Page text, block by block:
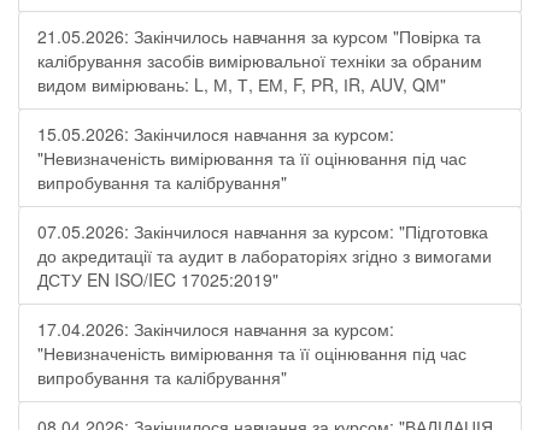
21.05.2026: Закінчилось навчання за курсом "Повірка та
калібрування засобів вимірювальної техніки за обраним
видом вимірювань: L, М, Т, ЕМ, F, РR, ІR, АUV, QМ"
15.05.2026: Закінчилося навчання за курсом:
"Невизначеність вимірювання та її оцінювання під час
випробування та калібрування"
07.05.2026: Закінчилося навчання за курсом: "Підготовка
до акредитації та аудит в лабораторіях згідно з вимогами
ДСТУ EN ISO/IEC 17025:2019"
17.04.2026: Закінчилося навчання за курсом:
"Невизначеність вимірювання та її оцінювання під час
випробування та калібрування"